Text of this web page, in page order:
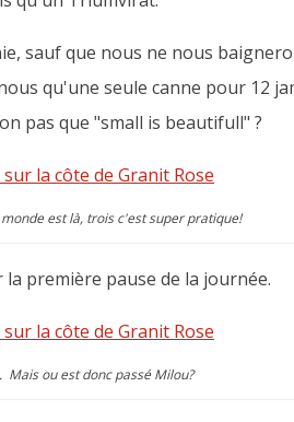
sauf que nous ne nous
qu'une seule canne pour 12
pas que "small is beautifull" ?
est là, trois c'est super pratique!
première pause de la journée.
Mais ou est donc passé Milou?